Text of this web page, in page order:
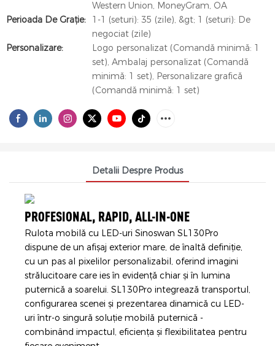
Western Union, MoneyGram, OA
Perioada De Graţie:
1-1 (seturi): 35 (zile), &gt; 1 (seturi): De
negociat (zile)
Personalizare:
Logo personalizat (Comandă minimă: 1
set), Ambalaj personalizat (Comandă
minimă: 1 set), Personalizare grafică
(Comandă minimă: 1 set)
Detalii Despre Produs
PROFESIONAL, RAPID, ALL-IN-ONE
Rulota mobilă cu LED-uri Sinoswan SL130Pro
dispune de un afișaj exterior mare, de înaltă definiție,
cu un pas al pixelilor personalizabil, oferind imagini
strălucitoare care ies în evidență chiar și în lumina
puternică a soarelui. SL130Pro integrează transportul,
configurarea scenei și prezentarea dinamică cu LED-
uri într-o singură soluție mobilă puternică -
combinând impactul, eficiența și flexibilitatea pentru